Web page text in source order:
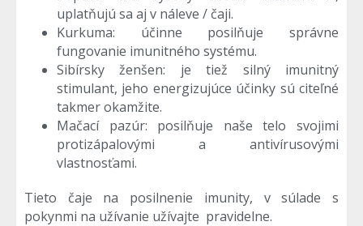
uplatňujú sa aj v náleve / čaji.
Kurkuma: účinne posilňuje správne
fungovanie imunitného systému.
Sibírsky ženšen: je tiež silný imunitný
stimulant, jeho energizujúce účinky sú citeľné
takmer okamžite.
Mačací pazúr: posilňuje naše telo svojimi
protizápalovými a antivírusovými
vlastnosťami.
Tieto čaje na posilnenie imunity, v súlade s
pokynmi na užívanie užívajte pravidelne.